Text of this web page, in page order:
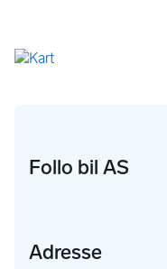
Follo bil AS
Adresse